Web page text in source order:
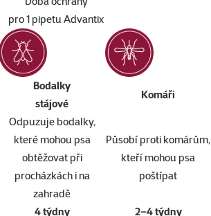
pro 1 pipetu Advantix
Bodalky
stájové
Komáři
Odpuzuje bodalky,
které mohou psa
obtěžovat při
procházkách i na
zahradě
Působí proti komárům,
kteří mohou psa
poštípat
4 týdny 2–4 týdny